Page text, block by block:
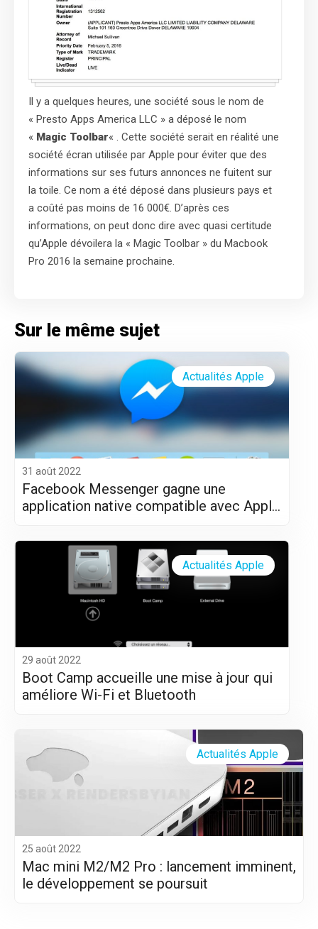
Il y a quelques heures, une société sous le nom de
« Presto Apps America LLC » a déposé le nom
« Magic Toolbar« . Cette société serait en réalité une
société écran utilisée par Apple pour éviter que des
informations sur ses futurs annonces ne fuitent sur
la toile. Ce nom a été déposé dans plusieurs pays et
a coûté pas moins de 16 000€. D’après ces
informations, on peut donc dire avec quasi certitude
qu’Apple dévoilera la « Magic Toolbar » du Macbook
Pro 2016 la semaine prochaine.
Sur le même sujet
31 août 2022
Facebook Messenger gagne une
application native compatible avec Apple
Actualités Apple
29 août 2022
Boot Camp accueille une mise à jour qui
améliore Wi-Fi et Bluetooth
Actualités Apple
25 août 2022
Mac mini M2/M2 Pro : lancement imminent,
le développement se poursuit
Actualités Apple